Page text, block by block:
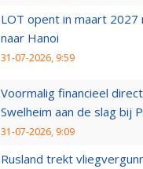
LOT opent in maart 2027
naar Hanoi
31-07-2026, 9:59
Voormalig financieel
Swelheim aan de slag bij
31-07-2026, 9:09
Rusland trekt